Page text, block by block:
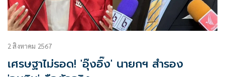
2 สิงหาคม 2567
เศรษฐาไม่รอด! 'อุ๊งอิ๊ง' นายกฯ สำรอง